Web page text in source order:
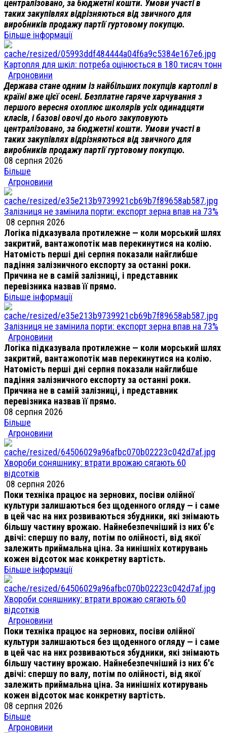
централізовано, за бюджетні кошти. Умови участі в
таких закупівлях відрізняються від звичного для
виробників продажу партії гуртовому покупцю.
Більше інформації
Картопля для шкіл: потреба оцінюється в 180 тисяч тонн
Агроновини
Держава стане одним із найбільших покупців картоплі в
країні вже цієї осені. Безплатне гаряче харчування з
першого вересня охоплює школярів усіх одинадцяти
класів, і базові овочі до нього закуповують
централізовано, за бюджетні кошти. Умови участі в
таких закупівлях відрізняються від звичного для
виробників продажу партії гуртовому покупцю.
08 серпня 2026
Більше
Агроновини
Залізниця не замінила порти: експорт зерна впав на 73%
08 серпня 2026
Логіка підказувала протилежне — коли морський шлях
закритий, вантажопотік мав перекинутися на колію.
Натомість перші дні серпня показали найглибше
падіння залізничного експорту за останні роки.
Причина не в самій залізниці, і представник
перевізника назвав її прямо.
Більше інформації
Залізниця не замінила порти: експорт зерна впав на 73%
Агроновини
Логіка підказувала протилежне — коли морський шлях
закритий, вантажопотік мав перекинутися на колію.
Натомість перші дні серпня показали найглибше
падіння залізничного експорту за останні роки.
Причина не в самій залізниці, і представник
перевізника назвав її прямо.
08 серпня 2026
Більше
Агроновини
Хвороби соняшнику: втрати врожаю сягають 60
відсотків
08 серпня 2026
Поки техніка працює на зернових, посіви олійної
культури залишаються без щоденного огляду — і саме
в цей час на них розвиваються збудники, які знімають
більшу частину врожаю. Найнебезпечніший із них б'є
двічі: спершу по валу, потім по олійності, від якої
залежить приймальна ціна. За нинішніх котирувань
кожен відсоток має конкретну вартість.
Більше інформації
Хвороби соняшнику: втрати врожаю сягають 60
відсотків
Агроновини
Поки техніка працює на зернових, посіви олійної
культури залишаються без щоденного огляду — і саме
в цей час на них розвиваються збудники, які знімають
більшу частину врожаю. Найнебезпечніший із них б'є
двічі: спершу по валу, потім по олійності, від якої
залежить приймальна ціна. За нинішніх котирувань
кожен відсоток має конкретну вартість.
08 серпня 2026
Більше
Агроновини